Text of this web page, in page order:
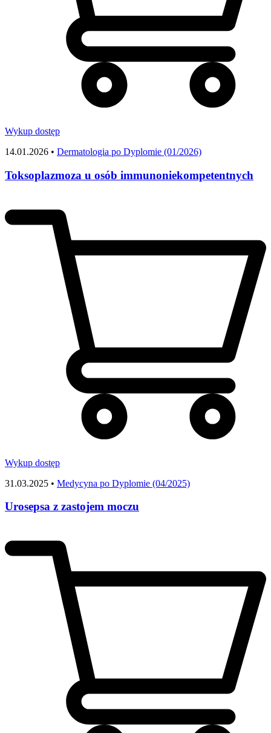
Wykup dostęp
14.01.2026 • Dermatologia po Dyplomie (01/2026)
Toksoplazmoza u osób immunoniekompetentnych
Wykup dostęp
31.03.2025 • Medycyna po Dyplomie (04/2025)
Urosepsa z zastojem moczu